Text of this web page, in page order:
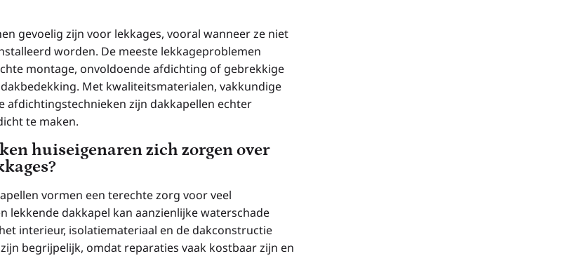
gevoelig zijn voor lekkages, vooral wanneer ze niet
worden. De meeste lekkageproblemen
montage, onvoldoende afdichting of gebrekkige
Met kwaliteitsmaterialen, vakkundige
afdichtingstechnieken zijn dakkapellen echter
te maken.
huiseigenaren zich zorgen over
vormen een terechte zorg voor veel
lekkende dakkapel kan aanzienlijke waterschade
interieur, isolatiemateriaal en de dakconstructie
begrijpelijk, omdat reparaties vaak kostbaar zijn en